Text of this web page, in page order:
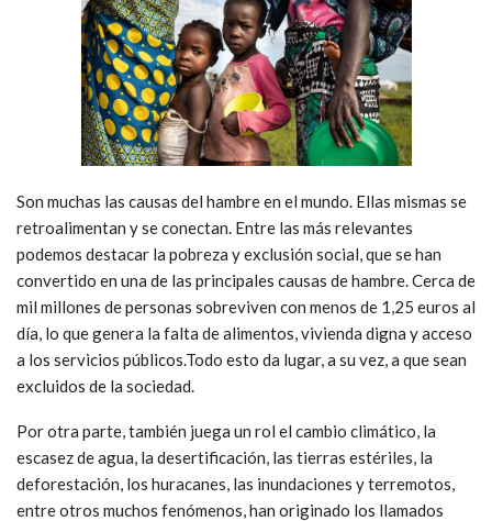
Son muchas las causas del hambre en el mundo. Ellas mismas se
retroalimentan y se conectan. Entre las más relevantes
podemos destacar la pobreza y exclusión social, que se han
convertido en una de las principales causas de hambre. Cerca de
mil millones de personas sobreviven con menos de 1,25 euros al
día, lo que genera la falta de alimentos, vivienda digna y acceso
a los servicios públicos.Todo esto da lugar, a su vez, a que sean
excluidos de la sociedad.
Por otra parte, también juega un rol el cambio climático, la
escasez de agua, la desertificación, las tierras estériles, la
deforestación, los huracanes, las inundaciones y terremotos,
entre otros muchos fenómenos, han originado los llamados